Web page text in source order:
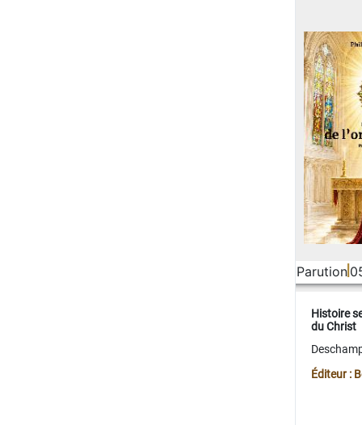
Parution
Histoire
du Christ
Éditeur :